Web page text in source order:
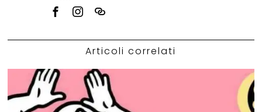
Articoli correlati